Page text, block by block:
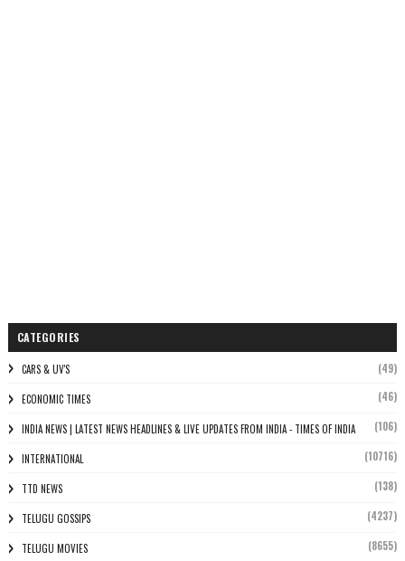
CATEGORIES
CARS & UV'S (49)
ECONOMIC TIMES (46)
INDIA NEWS | LATEST NEWS HEADLINES & LIVE UPDATES FROM INDIA - TIMES OF INDIA (106)
INTERNATIONAL (10716)
TTD NEWS (138)
TELUGU GOSSIPS (4237)
TELUGU MOVIES (8655)